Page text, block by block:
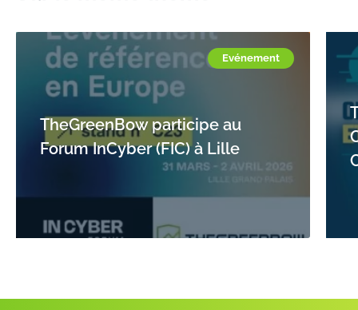
Evénement
TheGreenBow participe au
Forum InCyber (FIC) à Lille